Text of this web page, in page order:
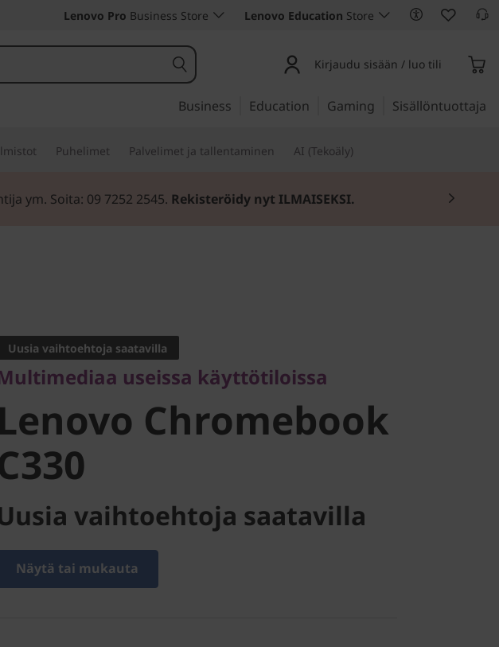
Lenovo Pro Business Store Lenovo Education Store
Kirjaudu sisään / luo tili
Business Education Gaming Sisällöntuottaja
Puhelimet Palvelimet ja tallentaminen AI (Tekoäly)
ym. Soita: 09 7252 2545. Rekisteröidy nyt ILMAISEKSI.
Chromebook C330
Uusia vaihtoehtoja saatavilla
useissa käyttötiloissa
Lenovo Chromebook
vaihtoehtoja saatavilla
Näytä tai mukauta